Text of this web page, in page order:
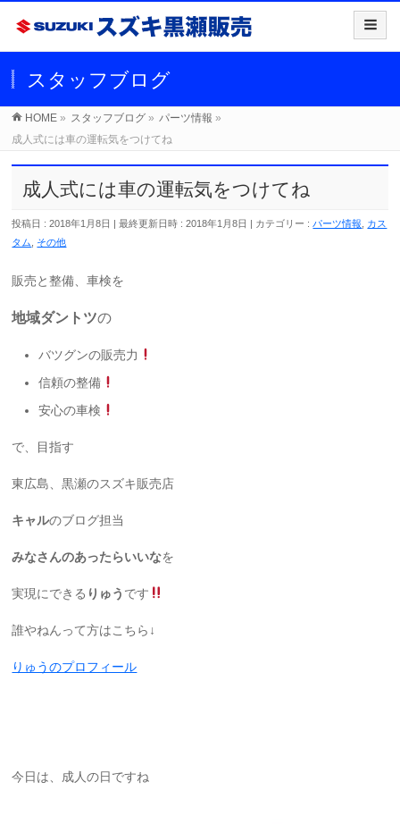
スタッフブログ
HOME » スタッフブログ » パーツ情報 »
成人式には車の運転気をつけてね
成人式には車の運転気をつけてね
投稿日 : 2018年1月8日 最終更新日時 : 2018年1月8日 カテゴリー : パーツ情報
カス
タム
その他
販売と整備、車検を
地域ダントツの
バツグンの販売力
信頼の整備
安心の車検
で、目指す
東広島、黒瀬のスズキ販売店
キャルのブログ担当
みなさんのあったらいいなを
実現にできる りゅう です
誰やねんって方はこちら↓
りゅうのプロフィール
今日は、成人の日ですね